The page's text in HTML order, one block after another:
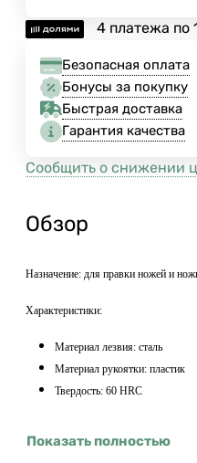
4 платежа по
Безопасная оплата
Бонусы за покупку
Быстрая доставка
Гарантия качества
Сообщить о снижении
Обзор
Назначение: для правки ножей и
Характеристики:
Материал лезвия: сталь
Материал рукоятки: пластик
Твердость: 60 HRC
Показать полностью